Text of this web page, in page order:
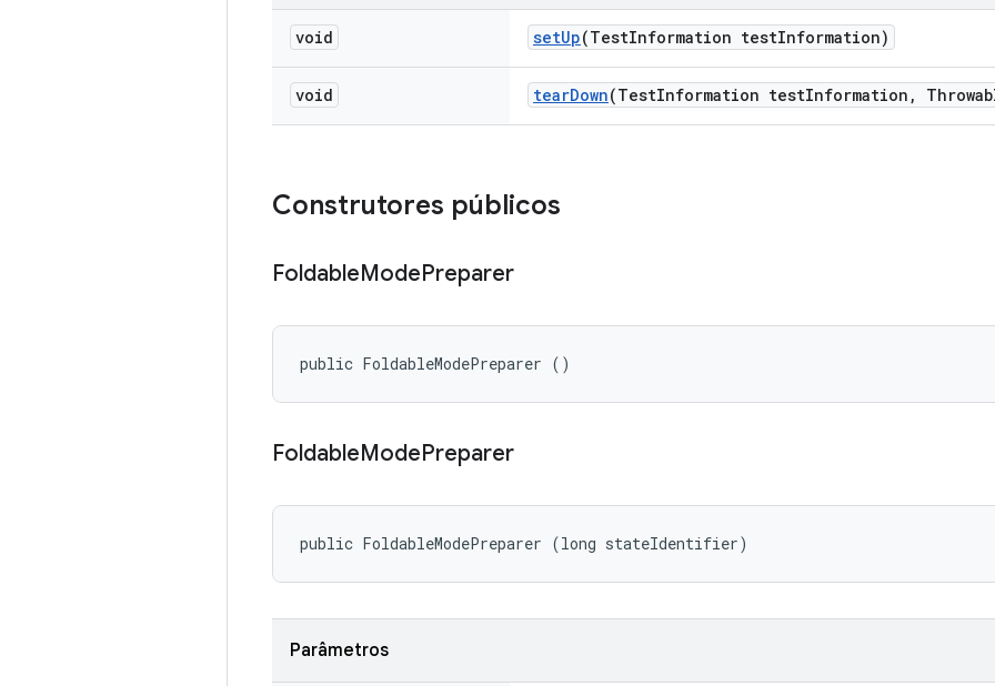
void setUp(TestInformation testInformation)
void tearDown(TestInformation testInformation ,
Construtores públicos
FoldableModePreparer
public FoldableModePreparer ()
FoldableModePreparer
public FoldableModePreparer (long stateIdentifier)
Parâmetros